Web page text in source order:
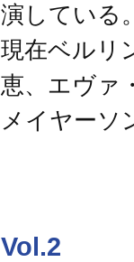
演している
現在ベルリ
恵、エヴァ
メイヤーソ
Vol.2